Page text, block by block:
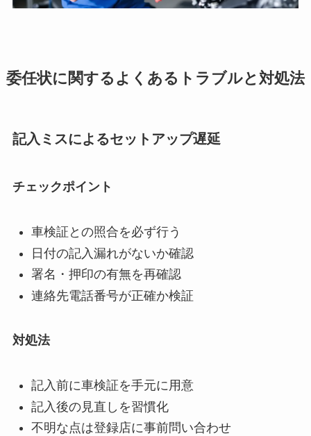
委任状に関するよくあるトラブルと対処法
記入ミスによるセットアップ遅延
チェックポイント
車検証との照合を必ず行う
日付の記入漏れがないか確認
署名・押印の有無を再確認
連絡先電話番号が正確か検証
対処法
記入前に車検証を手元に用意
記入後の見直しを習慣化
不明な点は登録店に事前問い合わせ